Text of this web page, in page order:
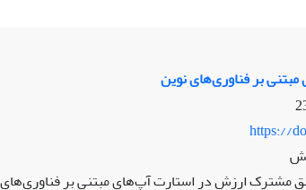
بر فناوری‌های نوین
https://
مشترک ارزش در استارت آپ‌های مبتنی بر